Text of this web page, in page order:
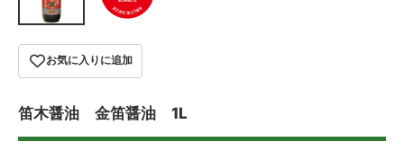
お気に入りに追加
笛木醤油 金笛醤油 1L